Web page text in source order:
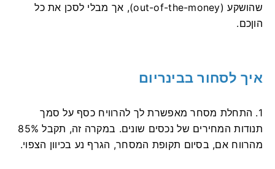
שהושקע (out-of-the-money), אך מבלי לסכן את כל
הוןכם.
איך לסחור בבינריום
1. התחלת מסחר מאפשרת לך להרוויח כסף על סמך
תנודות המחירים של נכסים שונים. במקרה זה, תקבל 85%
מהרווח אם, בסיום תקופת המסחר, הגרף נע בכיוון הצפוי.